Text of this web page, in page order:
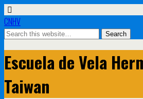
CNHV
Escuela de Vela
Taiwan